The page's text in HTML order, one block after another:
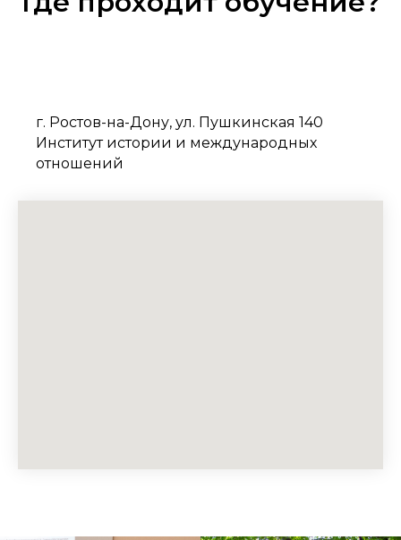
г. Ростов-на-Дону, ул. Пушкинская 140
Институт истории и международных
отношений